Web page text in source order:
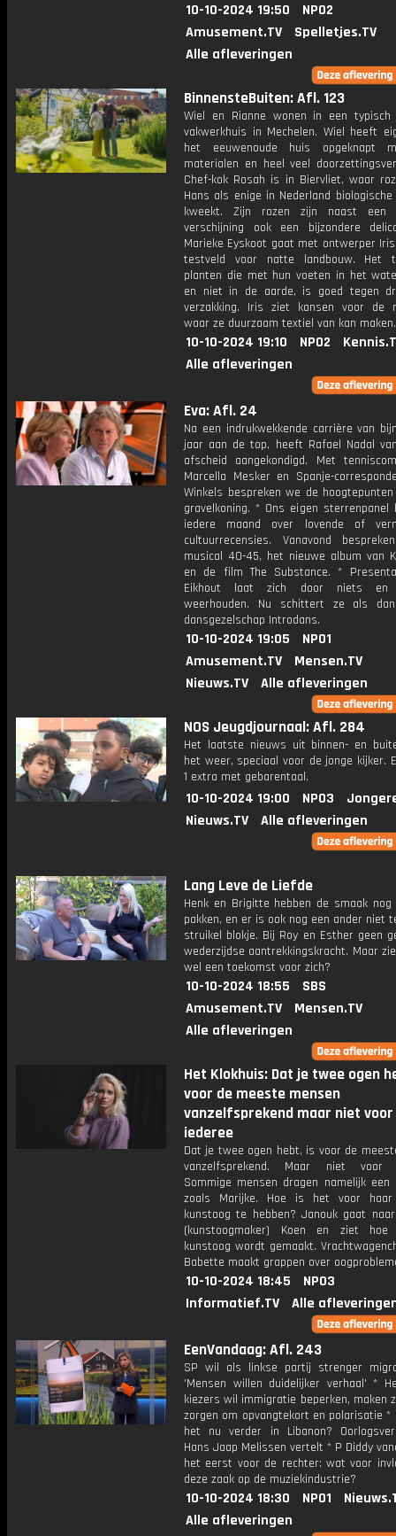
10-10-2024 19:50
NPO2
Amusement.TV
Spelletjes.TV
Alle afleveringen
BinnensteBuiten: Afl. 123
Wiel en Rianne wonen in een typisch
vakwerkhuis in Mechelen. Wiel heeft
het eeuwenoude huis opgeknapt
materialen en heel veel
Chef-kok Rosah is in Biervliet, waar
Hans als enige in Nederland
kweekt. Zijn rozen zijn naast een
verschijning ook een bijzondere
Marieke Eyskoot gaat met ontwerper
testveld voor natte landbouw. Het
planten die met hun voeten in het
en niet in de aarde, is goed tegen
verzakking. Iris ziet kansen voor de
waar ze duurzaam textiel van kan maken.
10-10-2024 19:10 NPO2
Alle afleveringen
Eva: Afl. 24
Na een indrukwekkende carrière van
jaar aan de top, heeft Rafael Nadal
afscheid aangekondigd. Met
Marcella Mesker en Spanje-
Winkels bespreken we de
gravelkoning. * Ons eigen sterrenpanel
iedere maand over lovende of
cultuurrecensies. Vanavond
musical 40-45, het nieuwe album van
en de film The Substance. *
Eikhout laat zich door niets en
weerhouden. Nu schittert ze als
dansgezelschap Introdans.
10-10-2024 19:05
NPO1
Amusement.TV
Mensen.TV
Nieuws.TV
Alle afleveringen
NOS Jeugdjournaal: Afl. 284
Het laatste nieuws uit binnen- en
het weer, speciaal voor de jonge kijker.
1 extra met gebarentaal.
10-10-2024 19:00 NPO3
Nieuws.TV
Alle afleveringen
Lang Leve de Liefde
Henk en Brigitte hebben de smaak
pakken, en er is ook nog een ander niet
struikel blokje. Bij Roy en Esther geen
wederzijdse aantrekkingskracht. Maar
wel een toekomst voor zich?
10-10-2024 18:55
SBS
Amusement.TV
Mensen.TV
Alle afleveringen
Het Klokhuis: Dat je twee ogen
voor de meeste mensen
vanzelfsprekend maar niet voor
iederee
Dat je twee ogen hebt, is voor de
vanzelfsprekend. Maar niet voor
Sommige mensen dragen namelijk een
zoals Marijke. Hoe is het voor
kunstoog te hebben? Janouk gaat
(kunstoogmaker) Koen en ziet hoe
kunstoog wordt gemaakt.
Babette maakt grappen over
10-10-2024 18:45
NPO3
Informatief.TV
Alle
EenVandaag: Afl. 243
SP wil als linkse partij strenger
'Mensen willen duidelijker verhaal' *
kiezers wil immigratie beperken, maken
zorgen om opvangtekort en polarisatie *
het nu verder in Libanon?
Hans Jaap Melissen vertelt * P Diddy
het eerst voor de rechter: wat voor
deze zaak op de muziekindustrie?
10-10-2024 18:30 NPO1
Alle afleveringen